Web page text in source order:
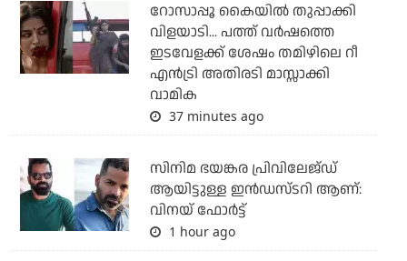
റോസാപ്പൂ കൈയില്‍ തുപ്പാക്കി
വിളയാടി... പത്ത് വര്‍ഷത്തെ
ഇടവേളക്ക് ശേഷം തമിഴിലെ റീ
എന്‍ട്രി അതിരടി മാസ്സാക്കി
വാമിക
37 minutes ago
സിനിമ ഭയങ്കര പ്രിവിലേജ്ഡ്
ആയിട്ടുള്ള ഇൻഡസ്ടറി ആണ്:
വിനയ് ഫോർട്ട്
1 hour ago